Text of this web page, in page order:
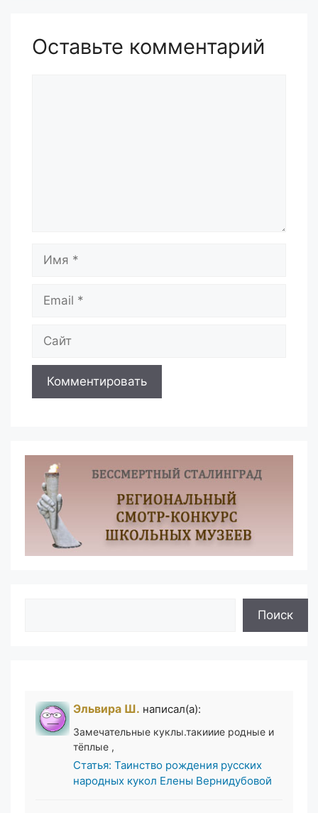
Оставьте комментарий
Поиск
Эльвира Ш. написал(а):
Замечательные куклы.такииие родные и
тёплые ,
Статья: Таинство рождения русских
народных кукол Елены Вернидубовой